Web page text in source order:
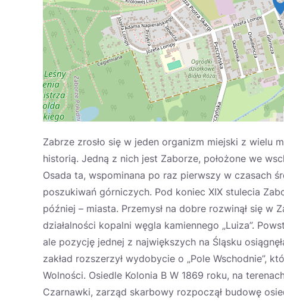
Zabrze zrosło się w jeden organizm miejski z wielu
historią. Jedną z nich jest Zaborze, położone we
Osada ta, wspominana po raz pierwszy w czasach
poszukiwań górniczych. Pod koniec XIX stulecia
później – miasta. Przemysł na dobre rozwinął się w
działalności kopalni węgla kamiennego „Luiza”.
ale pozycję jednej z największych na Śląsku
zakład rozszerzył wydobycie o „Pole Wschodnie”,
Wolności. Osiedle Kolonia B W 1869 roku, na
Czarnawki, zarząd skarbowy rozpoczął budowę